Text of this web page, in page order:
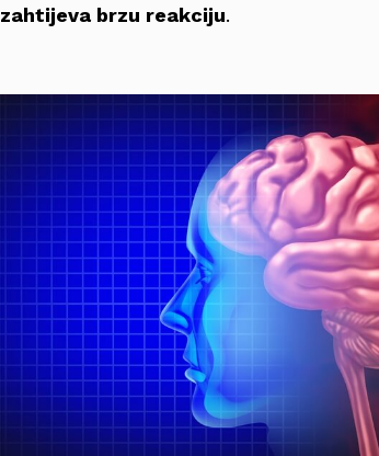
zahtijeva brzu reakciju.